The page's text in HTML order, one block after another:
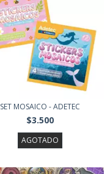
SET MOSAICO - ADETEC
$3.500
AGOTADO